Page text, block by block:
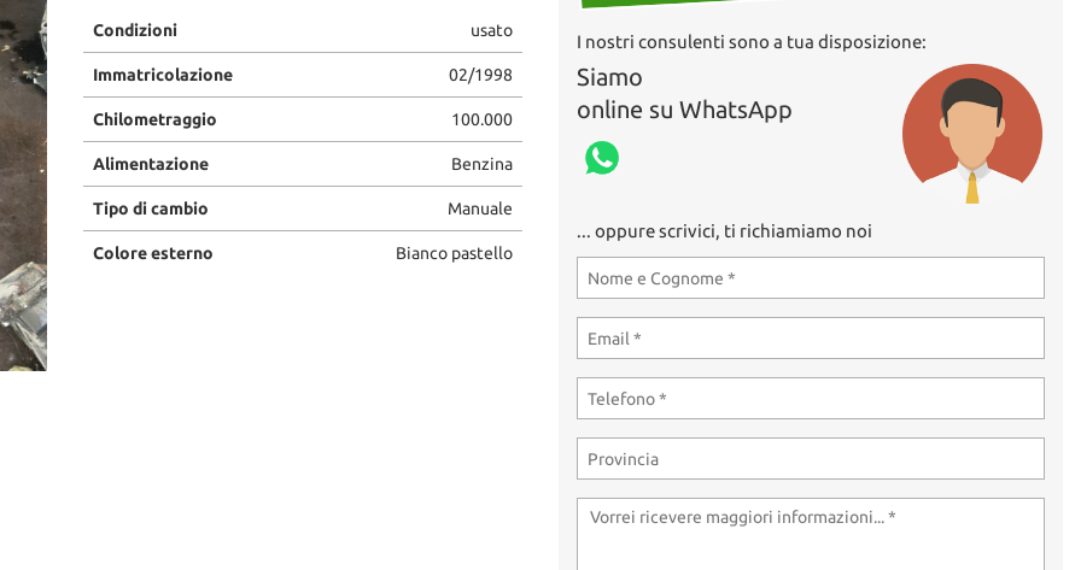
Condizioni usato
Immatricolazione 02/1998
Chilometraggio 100.000
Alimentazione Benzina
Tipo di cambio Manuale
Colore esterno Bianco pastello
I nostri consulenti sono a tua disposizione:
Siamo
online su WhatsApp
... oppure scrivici, ti richiamiamo noi